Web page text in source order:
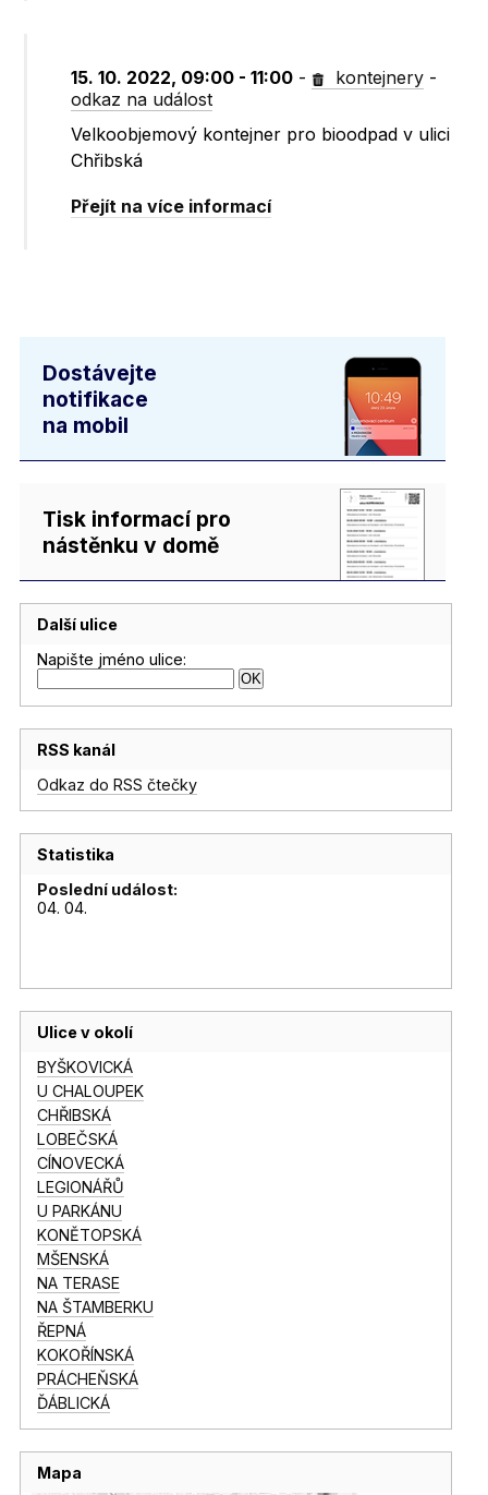
15. 10. 2022, 09:00 - 11:00 - kontejnery -
odkaz na událost
Velkoobjemový kontejner pro bioodpad v ulici
Chřibská
Přejít na více informací
Dostávejte
notifikace
na mobil
Tisk informací pro
nástěnku v domě
Další ulice
Napište jméno ulice:
RSS kanál
Odkaz do RSS čtečky
Statistika
Poslední událost:
04. 04.
Ulice v okolí
BYŠKOVICKÁ
U CHALOUPEK
CHŘIBSKÁ
LOBEČSKÁ
CÍNOVECKÁ
LEGIONÁŘŮ
U PARKÁNU
KONĚTOPSKÁ
MŠENSKÁ
NA TERASE
NA ŠTAMBERKU
ŘEPNÁ
KOKOŘÍNSKÁ
PRÁCHEŇSKÁ
ĎÁBLICKÁ
Mapa